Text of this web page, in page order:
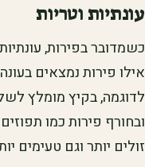
עונתיות וטריות
כשמדובר בפירות,
אילו פירות נמצאים
לדוגמה, בקיץ מומלץ
ובחורף פירות כמו
זולים יותר וגם טעימים